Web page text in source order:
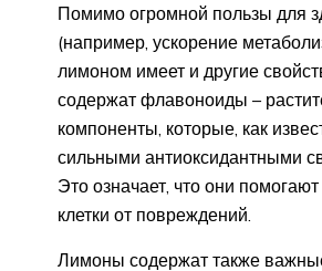
Помимо огромной пользы для
(например, ускорение
лимоном имеет и другие
содержат флавоноиды –
компоненты, которые, как
сильными антиоксидантными
Это означает, что они
клетки от повреждений.
Лимоны содержат также